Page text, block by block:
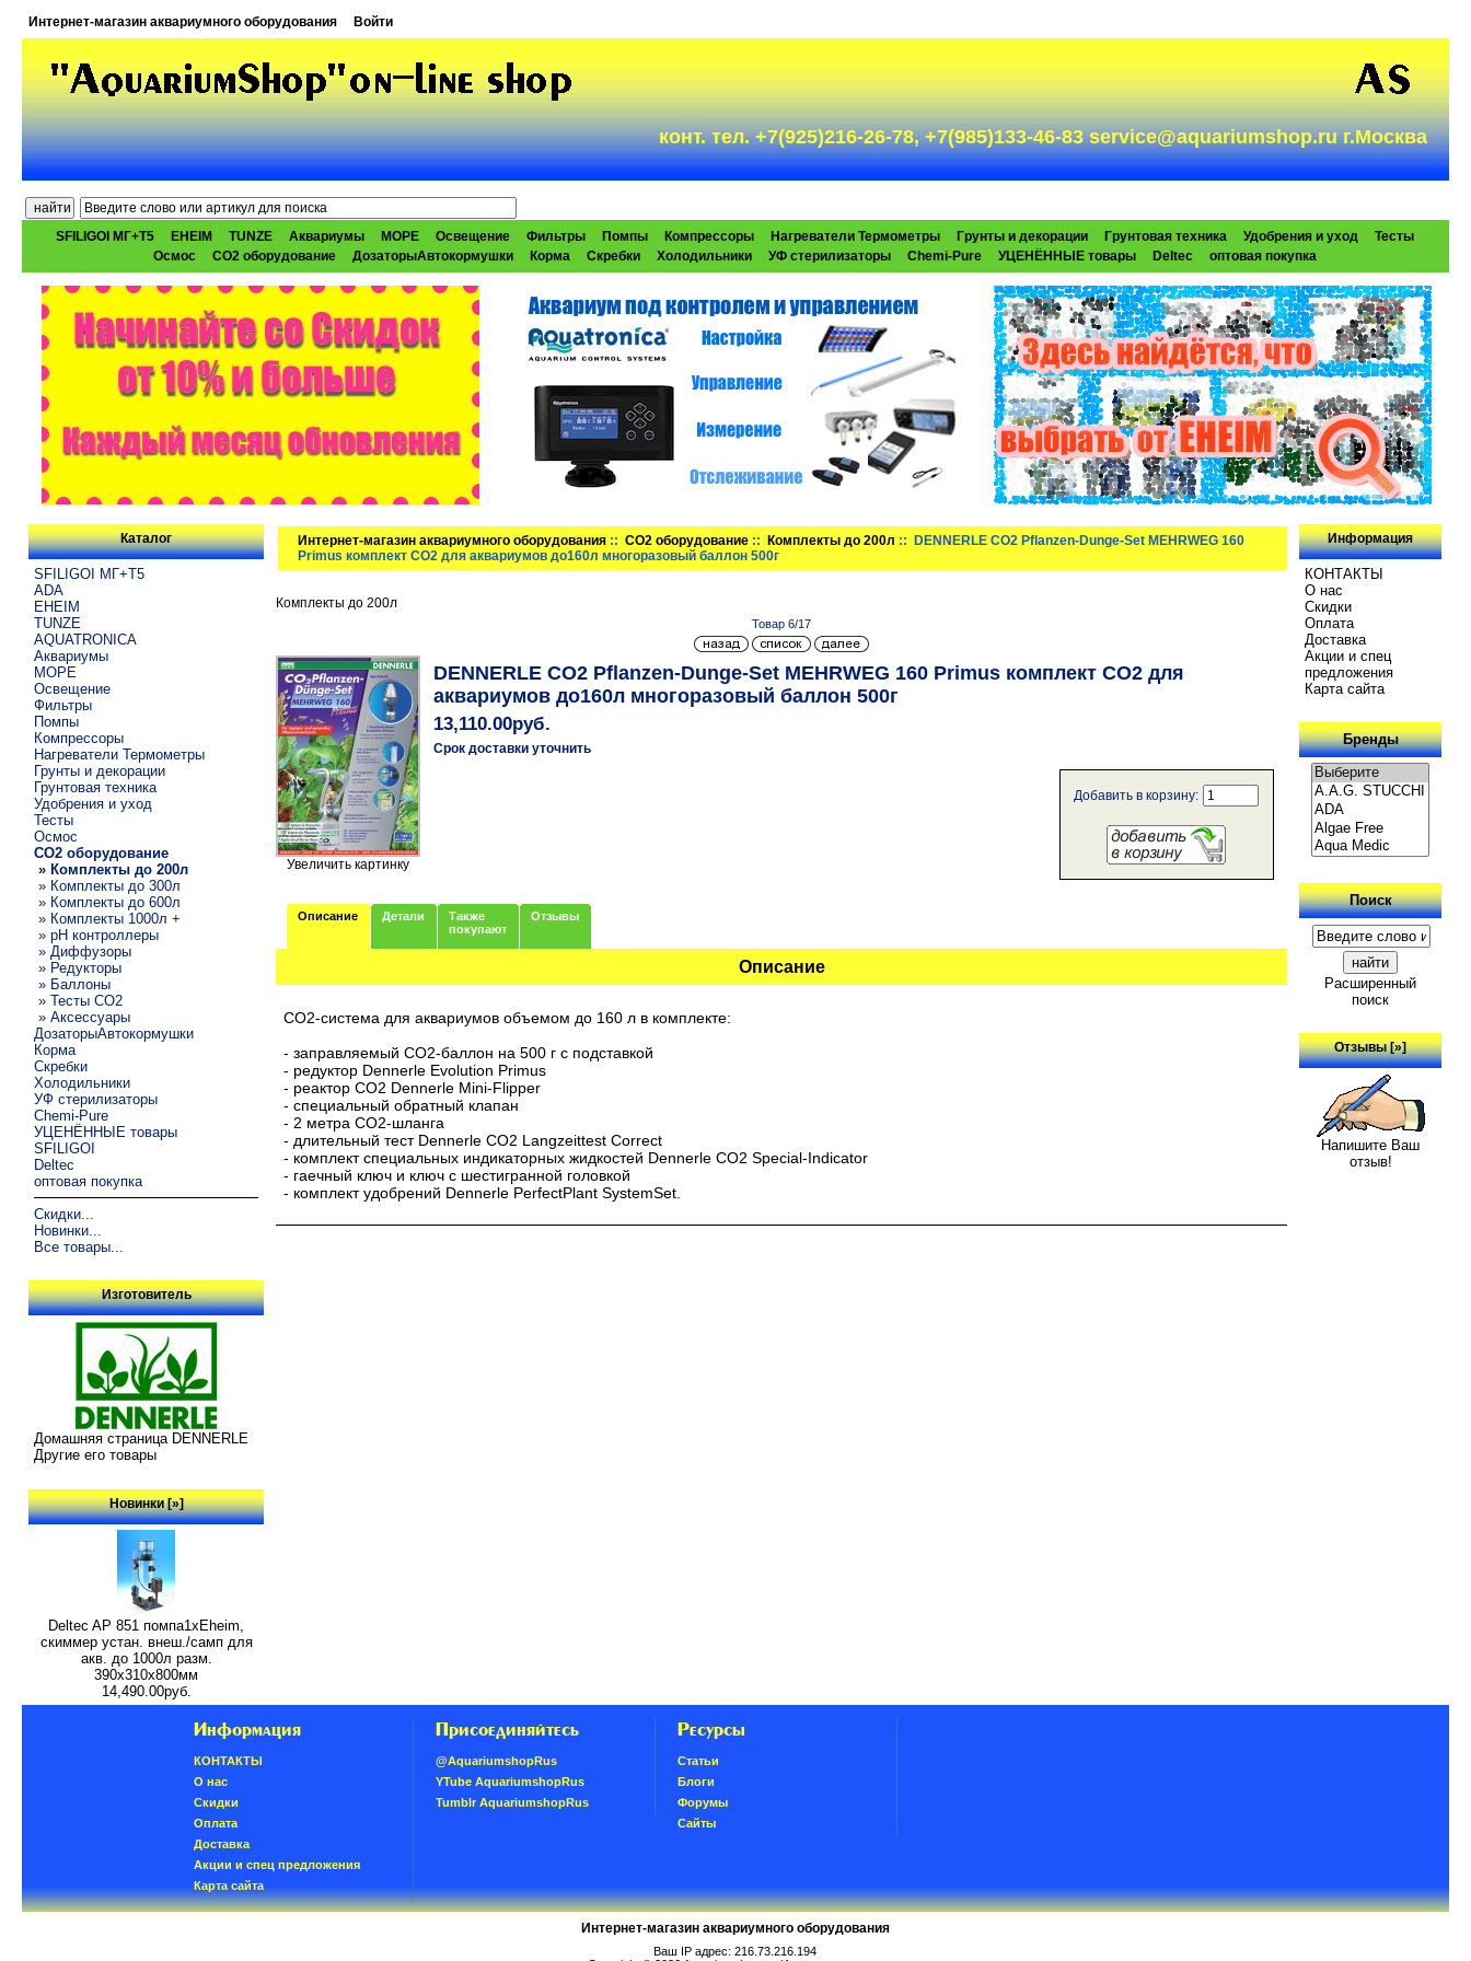
Интернет-магазин аквариумного оборудования Войти
конт. тел. +7(925)216-26-78, +7(985)133-46-83 service@aquariumshop.ru г.Москва
SFILIGOI МГ+Т5 EHEIM TUNZE Аквариумы МОРЕ Освещение Фильтры Помпы Компрессоры Нагреватели Термометры Грунты и декорации Грунтовая техника Удобрения и уход
Тесты
Осмос
CO2 оборудование ДозаторыАвтокормушки Корма Скребки Холодильники УФ стерилизаторы Chemi-Pure УЦЕНЁННЫЕ товары Deltec оптовая покупка
Каталог
SFILIGOI МГ+Т5
ADA
EHEIM
TUNZE
AQUATRONICA
Аквариумы
МОРЕ
Освещение
Фильтры
Помпы
Компрессоры
Нагреватели Термометры
Грунты и декорации
Грунтовая техника
Удобрения и уход
Тесты
Осмос
CO2 оборудование
» Комплекты до 200л
» Комплекты до 300л
» Комплекты до 600л
» Комплекты 1000л +
» pH контроллеры
» Диффузоры
» Редукторы
» Баллоны
» Тесты CO2
» Аксессуары
ДозаторыАвтокормушки
Корма
Скребки
Холодильники
УФ стерилизаторы
Chemi-Pure
УЦЕНЁННЫЕ товары
SFILIGOI
Deltec
оптовая покупка
Скидки...
Новинки...
Все товары...
Изготовитель
Домашняя страница DENNERLE
Другие его товары
Новинки [»]
Deltec AP 851 помпа1xEheim,
скиммер устан. внеш./самп для
акв. до 1000л разм.
390х310х800мм
14,490.00руб.
Интернет-магазин аквариумного оборудования ::CO2 оборудование :: Комплекты до 200л :: DENNERLE CO2 Pflanzen-Dunge-Set MEHRWEG 160
Primus комплект CO2 для аквариумов до160л многоразовый баллон 500г
Комплекты до 200л
Товар 6/17
Увеличить картинку
DENNERLE CO2 Pflanzen-Dunge-Set MEHRWEG 160 Primus комплект CO2 для
аквариумов до160л многоразовый баллон 500г
13,110.00руб.
Срок доставки уточнить
Добавить в корзину:
Описание Детали
Также
покупают
Отзывы
Описание
СО2-система для аквариумов объемом до 160 л в комплекте:
- заправляемый СО2-баллон на 500 г с подставкой
- редуктор Dennerle Evolution Primus
- реактор СО2 Dennerle Mini-Flipper
- специальный обратный клапан
- 2 метра СО2-шланга
- длительный тест Dennerle СО2 Langzeittest Correct
- комплект специальных индикаторных жидкостей Dennerle СО2 Special-Indicator
- гаечный ключ и ключ с шестигранной головкой
- комплект удобрений Dennerle PerfectPlant SystemSet.
Информация
КОНТАКТЫ
О нас
Скидки
Oплатa
Доставка
Акции и спец
предложения
Карта сайта
Бренды
Поиск
Расширенный
поиск
Отзывы [»]
Напишите Ваш
отзыв!
Информация
КОНТАКТЫ
О нас
Скидки
Oплатa
Доставка
Акции и спец предложения
Карта сайта
Присоединяйтесь
@AquariumshopRus
YTube AquariumshopRus
Tumblr AquariumshopRus
Ресурсы
Статьи
Блоги
Форумы
Сайты
Интернет-магазин аквариумного оборудования
Ваш IP адрес: 216.73.216.194